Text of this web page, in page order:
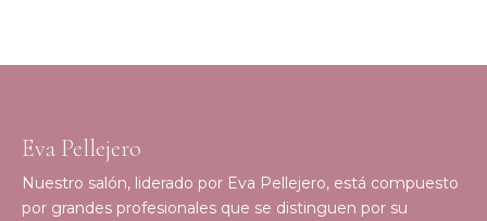
Eva Pellejero
Nuestro salón, liderado por Eva Pellejero, está compuesto
por grandes profesionales que se distinguen por su